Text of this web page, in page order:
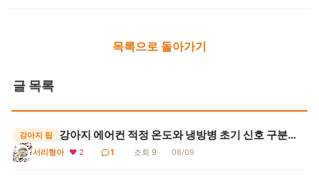
목록으로 돌아가기
글 목록
강아지 팁 강아지 에어컨 적정 온도와 냉방병 초기 신호 구분하는 기준
서리형아 ❤ 2 1 조회 9 08/09